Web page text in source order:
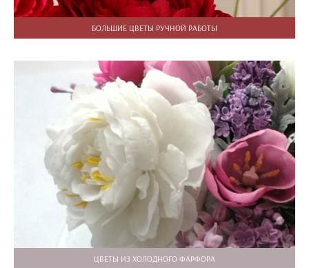
БОЛЬШИЕ ЦВЕТЫ РУЧНОЙ РАБОТЫ
ЦВЕТЫ ИЗ ХОЛОДНОГО ФАРФОРА